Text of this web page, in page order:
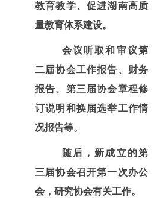
教育教学、促进湖南高质
量教育体系建设。
会议听取和审议第
二届协会工作报告、财务
报告、第三届协会章程修
订说明和换届选举工作情
况报告等。
随后，新成立的第
三届协会召开第一次办公
会，研究协会有关工作。